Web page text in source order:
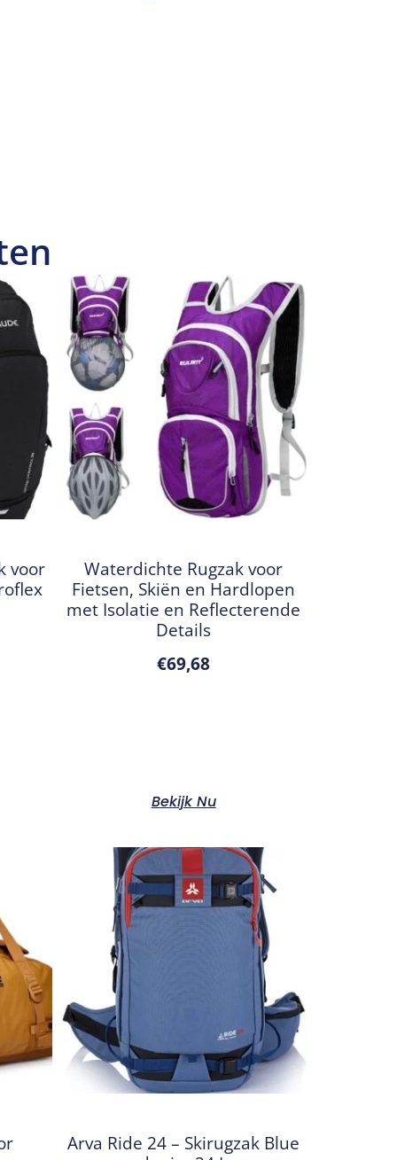
voor
Waterdichte Rugzak voor
Fietsen, Skiën en Hardlopen
met Isolatie en Reflecterende
Details
€69,68
Bekijk Nu
Arva Ride 24 – Skirugzak Blue